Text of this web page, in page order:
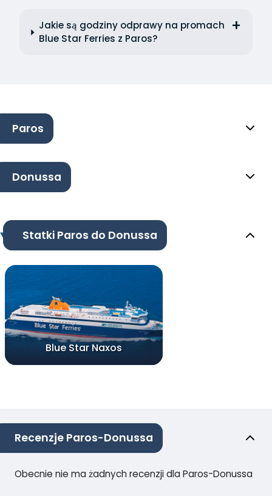
Jakie są godziny odprawy na promach
Blue Star Ferries z Paros?
Paros
Donussa
Statki Paros do Donussa
Blue Star Naxos
Recenzje Paros-Donussa
Obecnie nie ma żadnych recenzji dla Paros-Donussa